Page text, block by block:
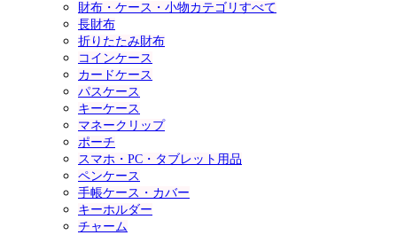
財布・ケース・小物カテゴリすべて
長財布
折りたたみ財布
コインケース
カードケース
パスケース
キーケース
マネークリップ
ポーチ
スマホ・PC・タブレット用品
ペンケース
手帳ケース・カバー
キーホルダー
チャーム